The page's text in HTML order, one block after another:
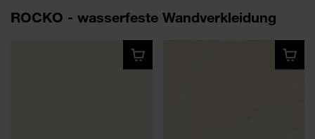
ROCKO - wasserfeste Wandverkleidung